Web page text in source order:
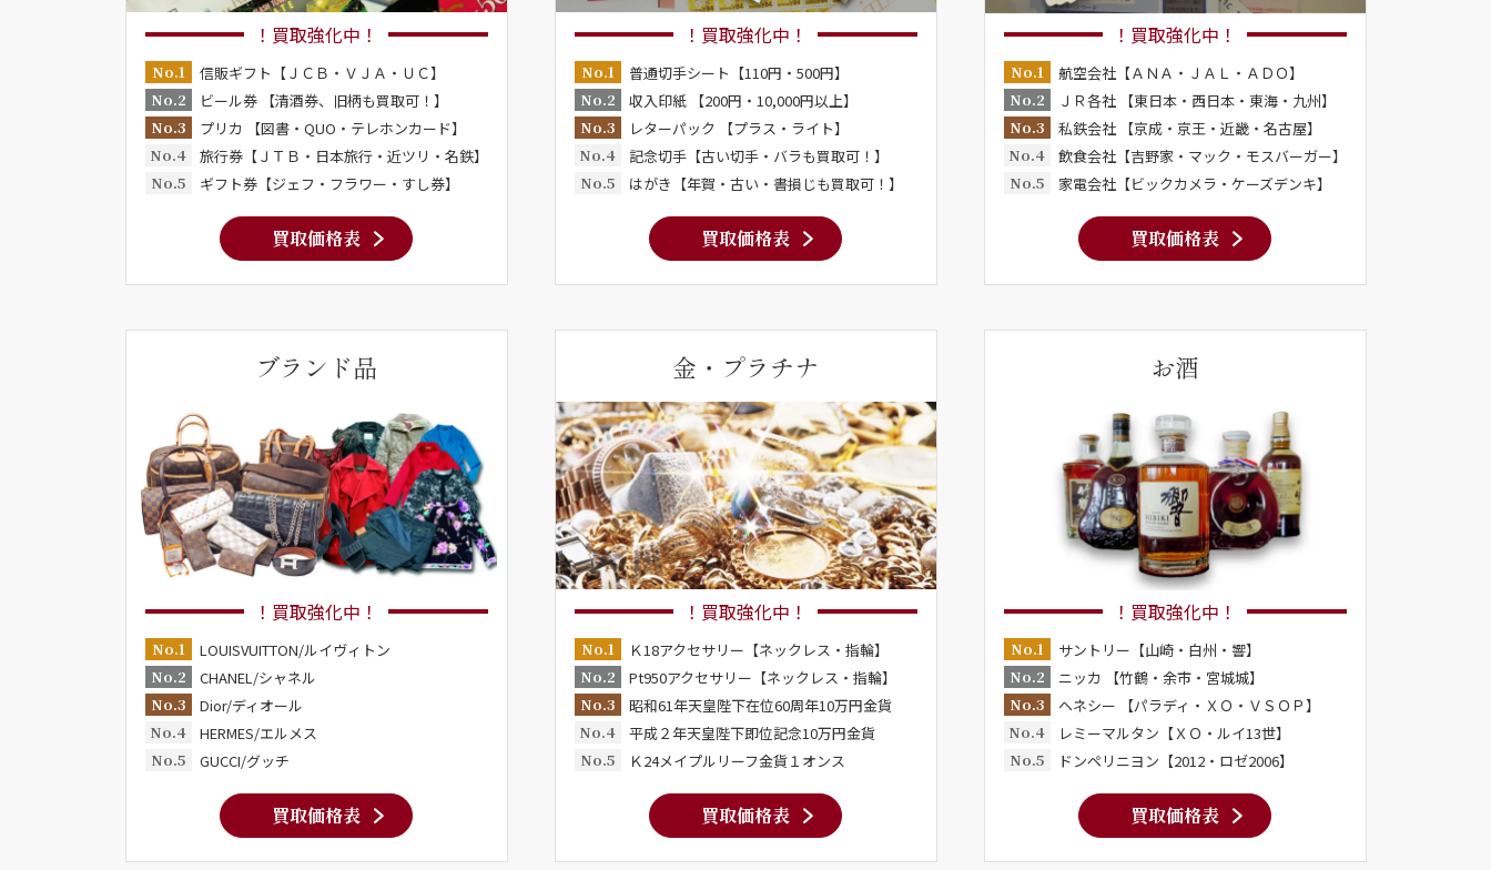
！買取強化中！
No.1
信販ギフト【ＪＣＢ・ＶＪＡ・ＵＣ】
No.2
ビール券 【清酒券、旧柄も買取可！】
No.3
プリカ 【図書・QUO・テレホンカード】
No.4
旅行券【ＪＴＢ・日本旅行・近ツリ・名鉄】
No.5
ギフト券【ジェフ・フラワー・すし券】
買取価格表
！買取強化中！
No.1
普通切手シート【110円・500円】
No.2
収入印紙 【200円・10,000円以上】
No.3
レターパック 【プラス・ライト】
No.4
記念切手【古い切手・バラも買取可！】
No.5
はがき【年賀・古い・書損じも買取可！】
買取価格表
！買取強化中！
No.1
航空会社【ＡＮＡ・ＪＡＬ・ＡＤＯ】
No.2
ＪＲ各社 【東日本・西日本・東海・九州】
No.3
私鉄会社 【京成・京王・近畿・名古屋】
No.4
飲食会社【吉野家・マック・モスバーガー】
No.5
家電会社【ビックカメラ・ケーズデンキ】
買取価格表
ブランド品
！買取強化中！
No.1
LOUISVUITTON/ルイヴィトン
No.2
CHANEL/シャネル
No.3
Dior/ディオール
No.4
HERMES/エルメス
No.5
GUCCI/グッチ
買取価格表
金・プラチナ
！買取強化中！
No.1
Ｋ18アクセサリー【ネックレス・指輪】
No.2
Pt950アクセサリー【ネックレス・指輪】
No.3
昭和61年天皇陛下在位60周年10万円金貨
No.4
平成２年天皇陛下即位記念10万円金貨
No.5
Ｋ24メイプルリーフ金貨１オンス
買取価格表
お酒
！買取強化中！
No.1
サントリー【山崎・白州・響】
No.2
ニッカ 【竹鶴・余市・宮城城】
No.3
ヘネシー 【パラディ・ＸＯ・ＶＳＯＰ】
No.4
レミーマルタン【ＸＯ・ルイ13世】
No.5
ドンペリニヨン【2012・ロゼ2006】
買取価格表